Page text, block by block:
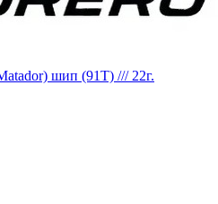
шип (91T) /// 22г.